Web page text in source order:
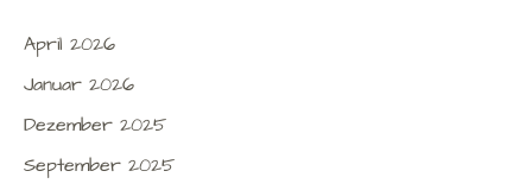
April 2026
Januar 2026
Dezember 2025
September 2025